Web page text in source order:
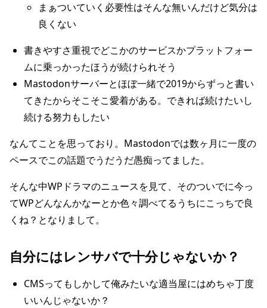
まぁついていく必要性はそんな無いんだけど気分は
良くない
書きやすさ重視でどこかのサービスかプラットフォー
ムに乗っかったほうが続けられそう
Mastodonサーバーとほぼ一緒で2019からずっと書い
てきたからそこそこ愛着がある。できれば続けたいし
続ける努力もしたい
なんてことを思っており。Mastodonでは数ヶ月に一度の
ペースでこの話題でうだうだ愚痴ってました。
そんな中WPドラマのニュースを見て、そのついでに今っ
てWPどんなんかなーとか色々調べてるうちにこっちで良
くね？となりまして。
自分にはレンサバで十分じゃないか？
CMSってもしかして俺みたいな適当屋にはめちゃ丁度
いいんじゃないか？